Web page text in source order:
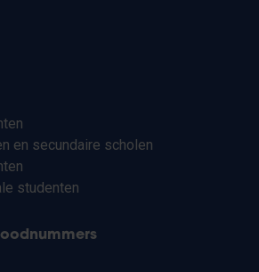
en secundaire scholen
studenten